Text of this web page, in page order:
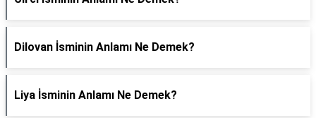
Dilovan İsminin Anlamı Ne Demek?
Liya İsminin Anlamı Ne Demek?